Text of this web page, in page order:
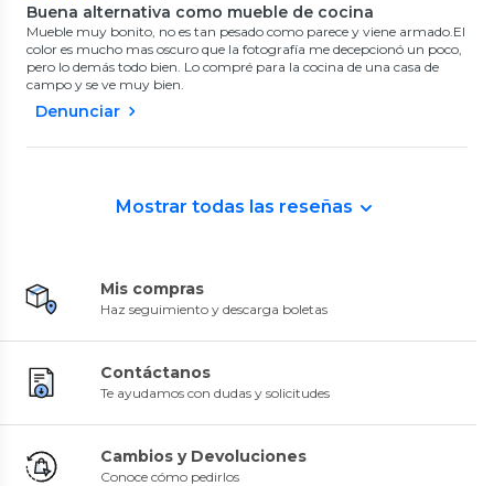
Buena alternativa como mueble de cocina
Mueble muy bonito, no es tan pesado como parece y viene armado.El
color es mucho mas oscuro que la fotografía me decepcionó un poco,
pero lo demás todo bien. Lo compré para la cocina de una casa de
campo y se ve muy bien.
Denunciar
Mostrar todas las reseñas
Mis compras
Haz seguimiento y descarga boletas
Contáctanos
Te ayudamos con dudas y solicitudes
Cambios y Devoluciones
Conoce cómo pedirlos